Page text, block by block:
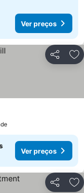
Ver preços
Partilhar
Ver preços
Partilhar